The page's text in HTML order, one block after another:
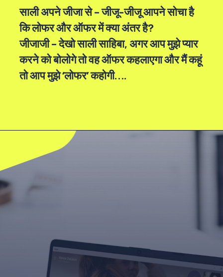
साली अपने जीज‍ा से – जीजू-जीजू आपने सोचा है
कि लोफर और ऑफर में क्या अंतर है?
जीजाजी – देखो साली साहिबा, अगर आप मुझे प्यार
करने को बोलोगे तो वह ऑफर कहलाएगा और मैं कहूं
तो आप मुझे ‘लोफर’ कहोगी….